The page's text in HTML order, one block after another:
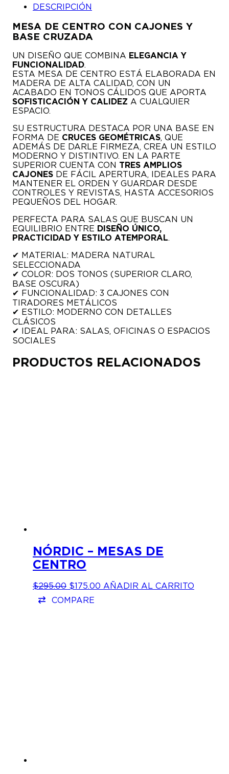
DESCRIPCIÓN
MESA DE CENTRO CON CAJONES Y
BASE CRUZADA
UN DISEÑO QUE COMBINA ELEGANCIA Y
FUNCIONALIDAD.
ESTA MESA DE CENTRO ESTÁ ELABORADA EN
MADERA DE ALTA CALIDAD, CON UN
ACABADO EN TONOS CÁLIDOS QUE APORTA
SOFISTICACIÓN Y CALIDEZ A CUALQUIER
ESPACIO.
SU ESTRUCTURA DESTACA POR UNA BASE EN
FORMA DE CRUCES GEOMÉTRICAS, QUE
ADEMÁS DE DARLE FIRMEZA, CREA UN ESTILO
MODERNO Y DISTINTIVO. EN LA PARTE
SUPERIOR CUENTA CON TRES AMPLIOS
CAJONES DE FÁCIL APERTURA, IDEALES PARA
MANTENER EL ORDEN Y GUARDAR DESDE
CONTROLES Y REVISTAS, HASTA ACCESORIOS
PEQUEÑOS DEL HOGAR.
PERFECTA PARA SALAS QUE BUSCAN UN
EQUILIBRIO ENTRE DISEÑO ÚNICO,
PRACTICIDAD Y ESTILO ATEMPORAL.
✔ MATERIAL: MADERA NATURAL
SELECCIONADA
✔ COLOR: DOS TONOS (SUPERIOR CLARO,
BASE OSCURA)
✔ FUNCIONALIDAD: 3 CAJONES CON
TIRADORES METÁLICOS
✔ ESTILO: MODERNO CON DETALLES
CLÁSICOS
✔ IDEAL PARA: SALAS, OFICINAS O ESPACIOS
SOCIALES
PRODUCTOS RELACIONADOS
NÓRDIC – MESAS DE
CENTRO
$295.00 EL
ORIGINAL
$175.00 EL
AÑADIR AL CARRITO
COMPARE